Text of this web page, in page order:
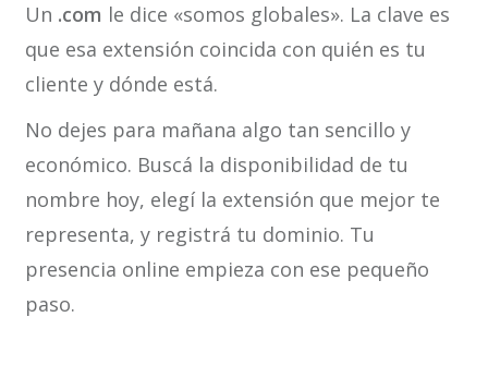
Un .com le dice «somos globales». La clave es
que esa extensión coincida con quién es tu
cliente y dónde está.
No dejes para mañana algo tan sencillo y
económico. Buscá la disponibilidad de tu
nombre hoy, elegí la extensión que mejor te
representa, y registrá tu dominio. Tu
presencia online empieza con ese pequeño
paso.